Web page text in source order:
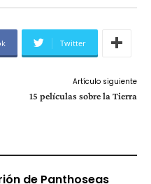
Twitter
Artículo siguiente
15 películas sobre la Tierra
de Panthoseas